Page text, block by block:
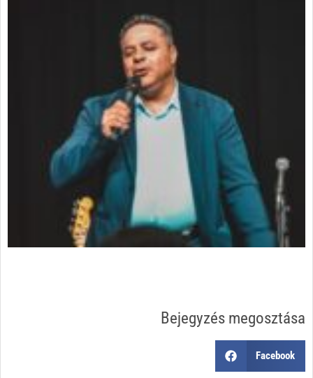
Bejegyzés megosztása
Facebook